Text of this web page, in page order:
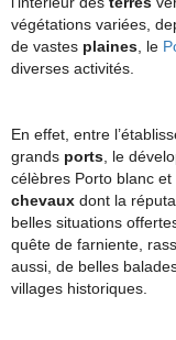
végétations variées,
de vastes plaines , le
diverses activités.
En effet, entre
grands ports , le
célèbres Porto blanc et
chevaux dont la
belles situations
quête de farniente,
aussi, de belles
villages historiques.